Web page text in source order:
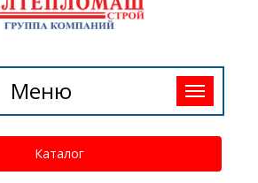
Toggle
navigation
Меню
Каталог